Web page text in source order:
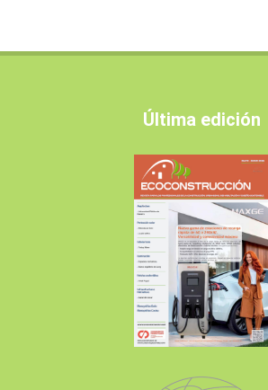
Última edición